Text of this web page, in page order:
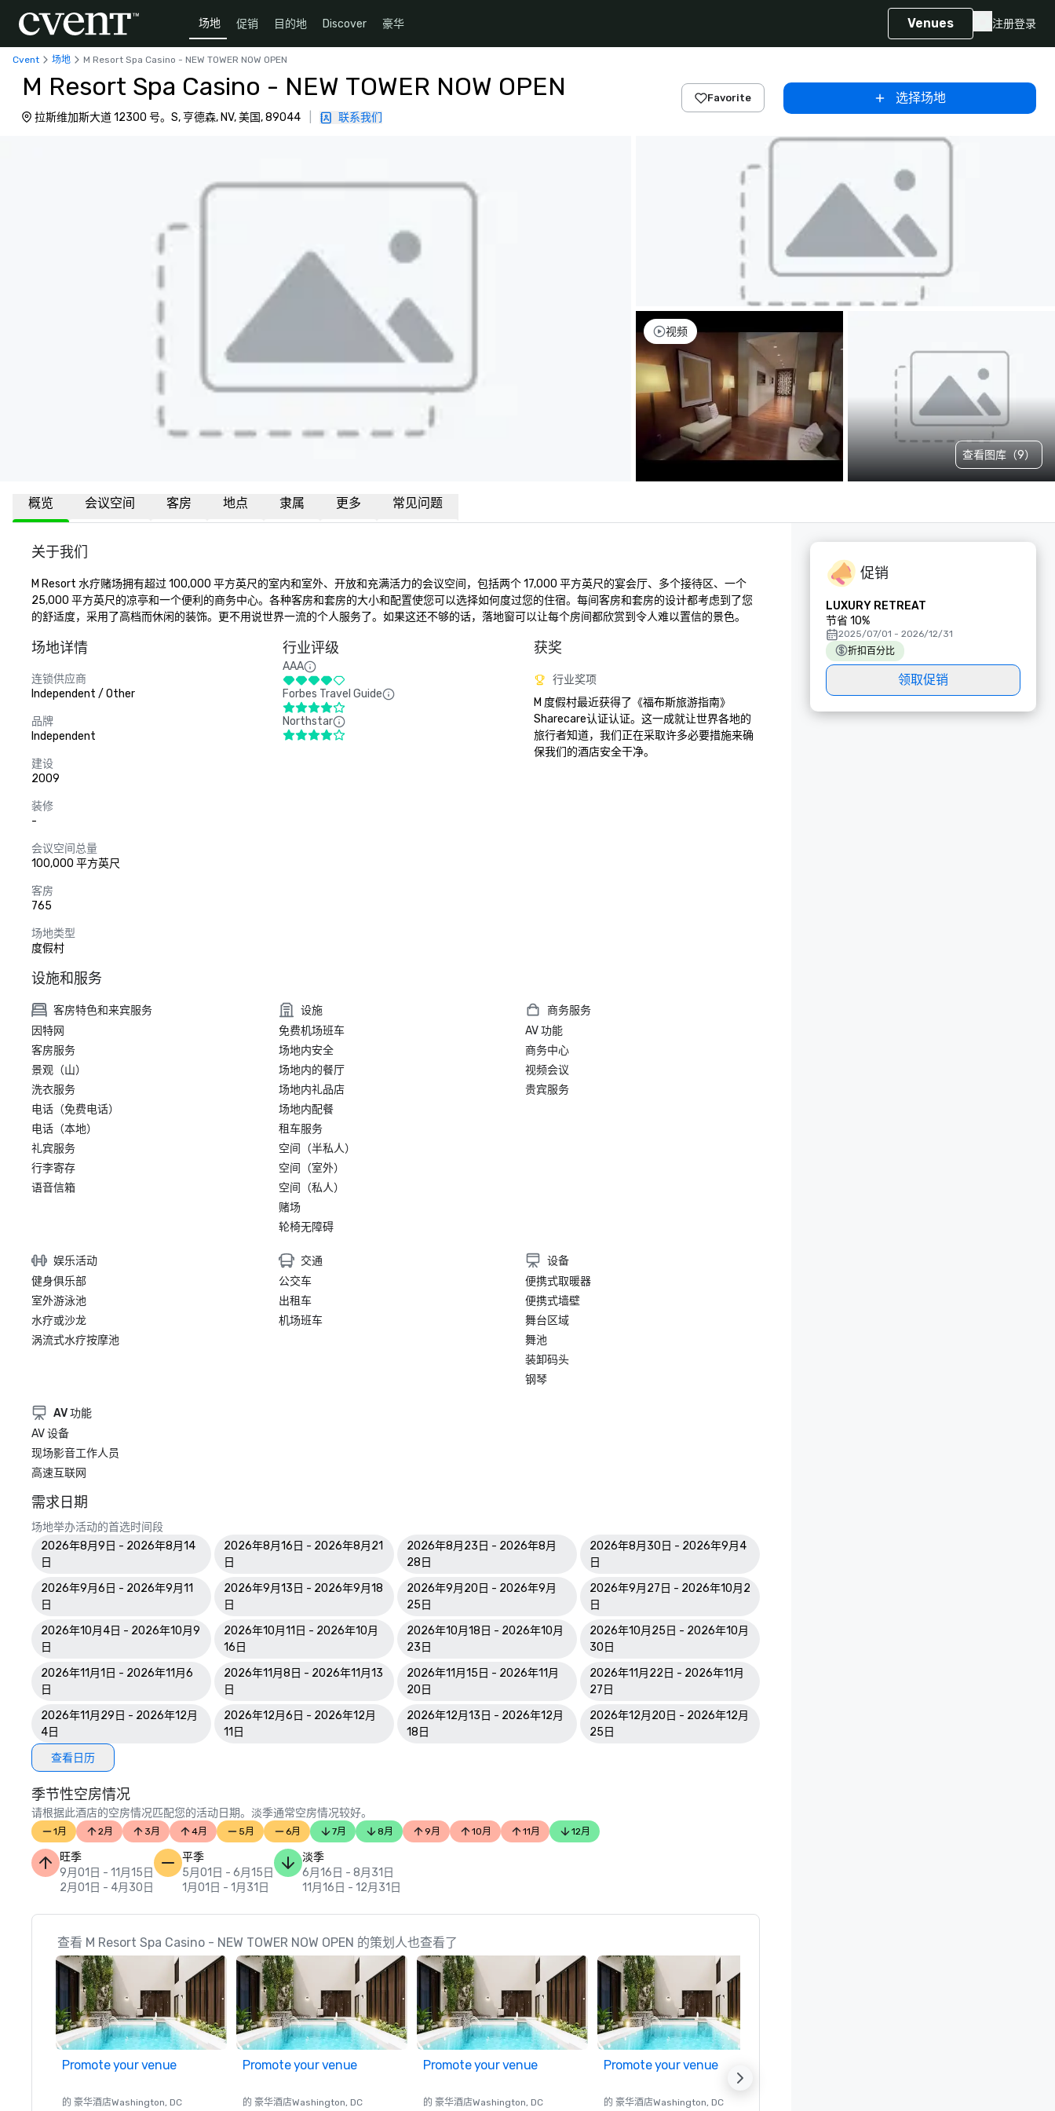
场地 促销 目的地 Discover 豪华 Venues 注册登录
Cvent 场地 M Resort Spa Casino - NEW TOWER NOW OPEN
M Resort Spa Casino - NEW TOWER NOW OPEN
拉斯维加斯大道 12300 号。S, 亨德森, NV, 美国, 89044 联系我们
Favorite 选择场地
视频
查看图库（9）
概览 会议空间 客房 地点 隶属 更多 常见问题
关于我们
M Resort 水疗赌场拥有超过 100,000 平方英尺的室内和室外、开放和充满活力的会议空间，包括两个 17,000 平方英尺的宴会厅、多个接待区、一个
25,000 平方英尺的凉亭和一个便利的商务中心。各种客房和套房的大小和配置使您可以选择如何度过您的住宿。每间客房和套房的设计都考虑到了您
的舒适度，采用了高档而休闲的装饰。更不用说世界一流的个人服务了。如果这还不够的话，落地窗可以让每个房间都欣赏到令人难以置信的景色。
场地详情
连锁供应商
Independent / Other
品牌
Independent
建设
2009
装修
-
会议空间总量
100,000 平方英尺
客房
765
场地类型
度假村
行业评级
AAA
Forbes Travel Guide
Northstar
获奖
行业奖项
M 度假村最近获得了《福布斯旅游指南》
Sharecare认证认证。这一成就让世界各地的
旅行者知道，我们正在采取许多必要措施来确
设施和服务
客房特色和来宾服务
因特网
客房服务
景观（山）
洗衣服务
电话（免费电话）
电话（本地）
礼宾服务
行李寄存
语音信箱
设施
免费机场班车
场地内安全
场地内的餐厅
场地内礼品店
场地内配餐
租车服务
空间（半私人）
空间（室外）
空间（私人）
赌场
轮椅无障碍
商务服务
AV 功能
商务中心
视频会议
贵宾服务
娱乐活动
健身俱乐部
室外游泳池
水疗或沙龙
涡流式水疗按摩池
交通
公交车
出租车
机场班车
设备
便携式取暖器
便携式墙壁
舞台区域
舞池
装卸码头
钢琴
AV 功能
AV 设备
现场影音工作人员
高速互联网
需求日期
场地举办活动的首选时间段
2026年8月9日 - 2026年8月14
日
2026年8月16日 - 2026年8月21
日
2026年8月23日 - 2026年8月
28日
2026年8月30日 - 2026年9月4
日
2026年9月6日 - 2026年9月11
日
2026年9月13日 - 2026年9月18
日
2026年9月20日 - 2026年9月
25日
2026年9月27日 - 2026年10月2
日
2026年10月4日 - 2026年10月9
日
2026年10月11日 - 2026年10月
16日
2026年10月18日 - 2026年10月
23日
2026年10月25日 - 2026年10月
30日
2026年11月1日 - 2026年11月6
日
2026年11月8日 - 2026年11月13
日
2026年11月15日 - 2026年11月
20日
2026年11月22日 - 2026年11月
27日
2026年11月29日 - 2026年12月
4日
2026年12月6日 - 2026年12月
11日
2026年12月13日 - 2026年12月
18日
2026年12月20日 - 2026年12月
25日
查看日历
季节性空房情况
请根据此酒店的空房情况匹配您的活动日期。淡季通常空房情况较好。
1月 2月 3月 4月 5月 6月 7月 8月 9月 10月 11月 12月
旺季
9月01日 - 11月15日
2月01日 - 4月30日
平季
5月01日 - 6月15日
1月01日 - 1月31日
淡季
6月16日 - 8月31日
11月16日 - 12月31日
查看 M Resort Spa Casino - NEW TOWER NOW OPEN 的策划人也查看了
Promote your venue
的 豪华酒店Washington, DC
Promote your venue
的 豪华酒店Washington, DC
Promote your venue
的 豪华酒店Washington, DC
Promote your venue
的 豪华酒店Washington, DC
促销
LUXURY RETREAT
节省 10%
2025/07/01 - 2026/12/31
折扣百分比
领取促销